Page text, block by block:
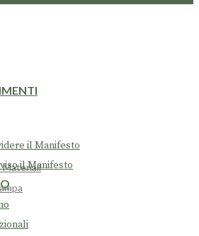
Materiali
il Manifesto
il Manifesto